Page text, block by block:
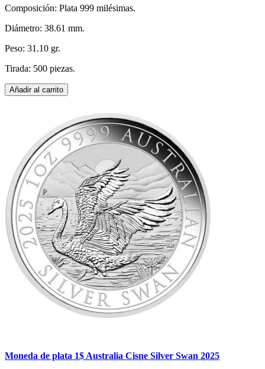
Composición: Plata 999 milésimas.
Diámetro: 38.61 mm.
Peso: 31.10 gr.
Tirada: 500 piezas.
Añadir al carrito
Moneda de plata 1$ Australia Cisne Silver Swan 2025